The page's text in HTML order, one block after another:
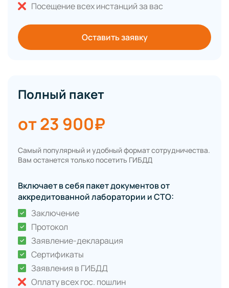
Посещение всех инстанций за вас
Оставить заявку
Полный пакет
от 23 900₽
Самый популярный и удобный формат сотрудничества.
Вам останется только посетить ГИБДД
Включает в себя пакет документов от
аккредитованной лаборатории и СТО:
Заключение
Протокол
Заявление-декларация
Сертификаты
Заявления в ГИБДД
Оплату всех гос. пошлин